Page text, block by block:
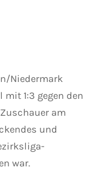
Niedermark
1:3 gegen den
am
und
war.